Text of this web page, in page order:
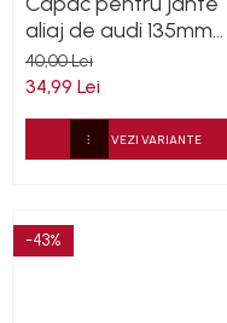
aliaj de audi 135mm
4F0601165N
40,00 Lei
34,99 Lei
VEZI VARIANTE
-43%